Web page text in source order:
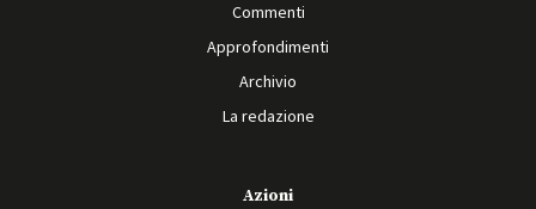
Commenti
Approfondimenti
Archivio
La redazione
Azioni